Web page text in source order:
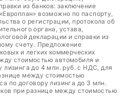
из банков: заключение
возможно по паспорту,
о регистрации, протокола об
органа, устава,
декларации и справки из
счету. Предложение
и легких коммерческих
стоимостью автомобиля и
лизинга до 4 млн. руб. с НДС, для
между стоимостью
по договору лизинга до 3 млн.
при разнице между стоимостью